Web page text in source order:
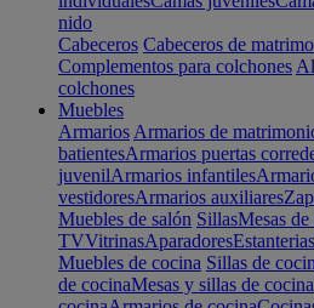
nido
Cabeceros Cabeceros de
Complementos para colchones
colchones
Muebles
Armarios Armarios de
batientesArmarios puertas
juvenilArmarios infantiles
vestidoresArmarios auxiliares
Muebles de salón SillasMesas de
TVVitrinasAparadoresEstanterias
Muebles de cocina Sillas de
de cocinaMesas y sillas de cocina